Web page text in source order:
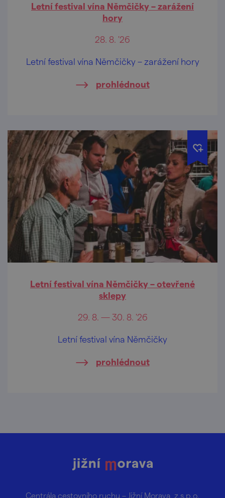
Letní festival vína Němčičky – zarážení
hory
28. 8. '26
Letní festival vína Němčičky – zarážení hory
prohlédnout
Letní festival vína Němčičky – otevřené
sklepy
29. 8. — 30. 8. '26
Letní festival vína Němčičky
prohlédnout
Centrála cestovního ruchu – Jižní Morava, z.s.p.o.